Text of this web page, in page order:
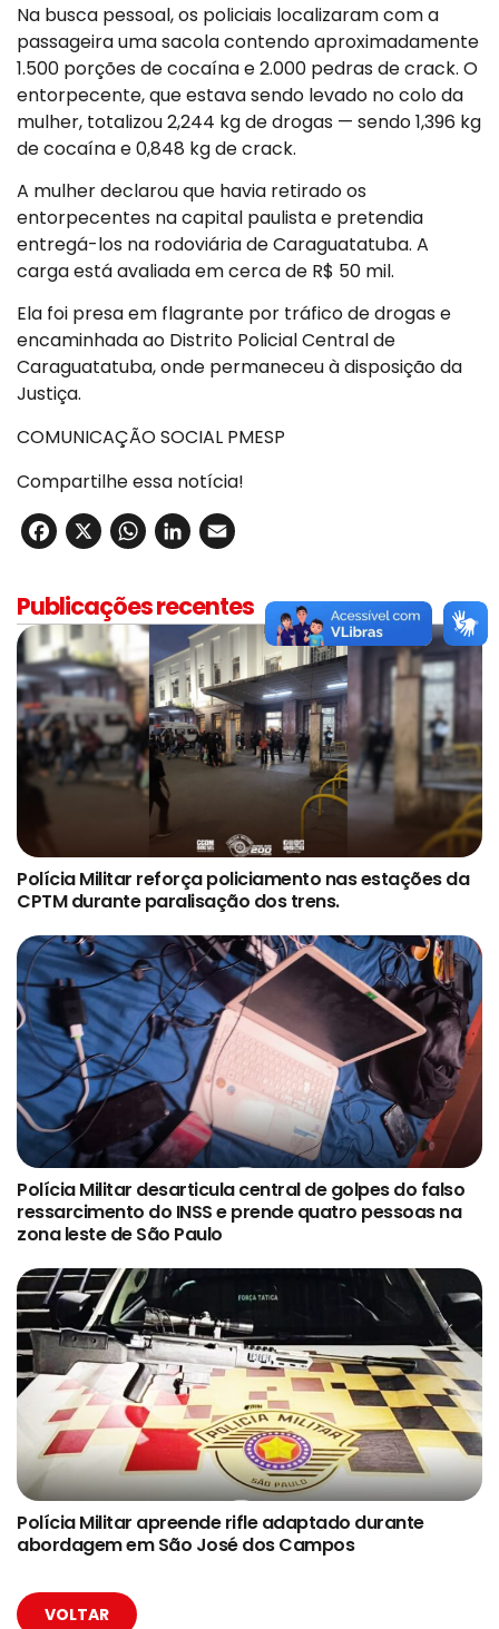
Na busca pessoal, os policiais localizaram com a
passageira uma sacola contendo aproximadamente
1.500 porções de cocaína e 2.000 pedras de crack. O
entorpecente, que estava sendo levado no colo da
mulher, totalizou 2,244 kg de drogas — sendo 1,396 kg
de cocaína e 0,848 kg de crack.
A mulher declarou que havia retirado os
entorpecentes na capital paulista e pretendia
entregá-los na rodoviária de Caraguatatuba. A
carga está avaliada em cerca de R$ 50 mil.
Ela foi presa em flagrante por tráfico de drogas e
encaminhada ao Distrito Policial Central de
Caraguatatuba, onde permaneceu à disposição da
Justiça.
COMUNICAÇÃO SOCIAL PMESP
Compartilhe essa notícia!
Facebook
X WhatsApp
LinkedIn
Publicações recentes
Polícia Militar reforça policiamento nas estações da
CPTM durante paralisação dos trens.
Polícia Militar desarticula central de golpes do falso
ressarcimento do INSS e prende quatro pessoas na
zona leste de São Paulo
Polícia Militar apreende rifle adaptado durante
abordagem em São José dos Campos
VOLTAR